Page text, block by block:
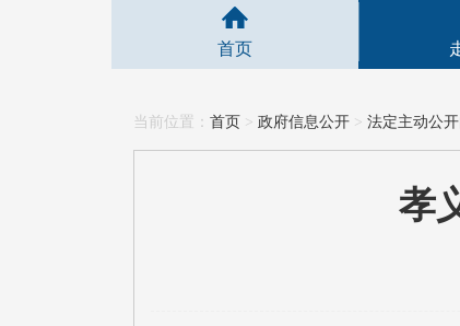
首页
当前位置： 首页 > 政府信息公开 > 法定主动公
孝